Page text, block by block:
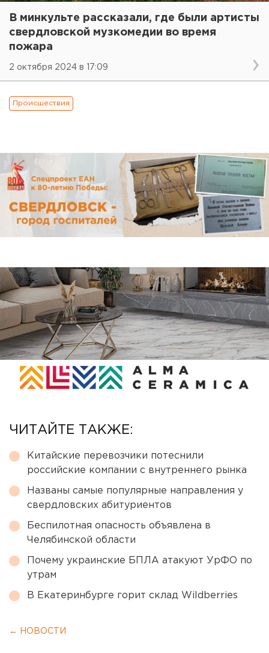
В минкульте рассказали, где были артисты
свердловской музкомедии во время
пожара
2 октября 2024 в 17:09
Происшествия
ЧИТАЙТЕ ТАКЖЕ:
Китайские перевозчики потеснили
российские компании с внутреннего рынка
Названы самые популярные направления у
свердловских абитуриентов
Беспилотная опасность объявлена в
Челябинской области
Почему украинские БПЛА атакуют УрФО по
утрам
В Екатеринбурге горит склад Wildberries
← НОВОСТИ